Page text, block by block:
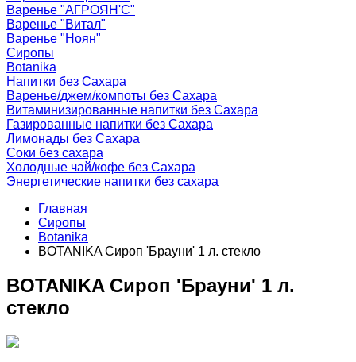
Варенье "АГРОЯН'С"
Варенье "Витал"
Варенье "Ноян"
Сиропы
Botanika
Напитки без Сахара
Варенье/джем/компоты без Сахара
Витаминизированные напитки без Сахара
Газированные напитки без Сахара
Лимонады без Сахара
Соки без сахара
Холодные чай/кофе без Сахара
Энергетические напитки без сахара
Главная
Сиропы
Botanika
BOTANIKA Сироп 'Брауни' 1 л. стекло
BOTANIKA Сироп 'Брауни' 1 л.
стекло